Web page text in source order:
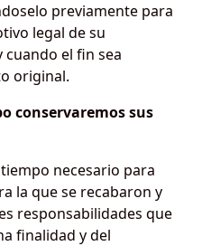
previamente para
legal de su
el fin sea
original.
conservaremos sus
necesario para
la que se recabaron y
responsabilidades que
finalidad y del